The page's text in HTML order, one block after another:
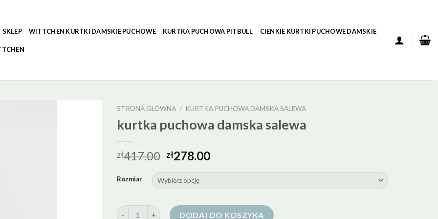
SKLEP WITTCHEN KURTKI DAMSKIE PUCHOWE KURTKA PUCHOWA PITBULL CIENKIE KURTKI PUCHOWE DAMSKIE
STRONA GŁÓWNA / KURTKA PUCHOWA DAMSKA SALEWA
kurtka puchowa damska salewa
zł417.00 zł278.00
Rozmiar
ilość kurtka puchowa damska salewa
DODAJ DO KOSZYKA